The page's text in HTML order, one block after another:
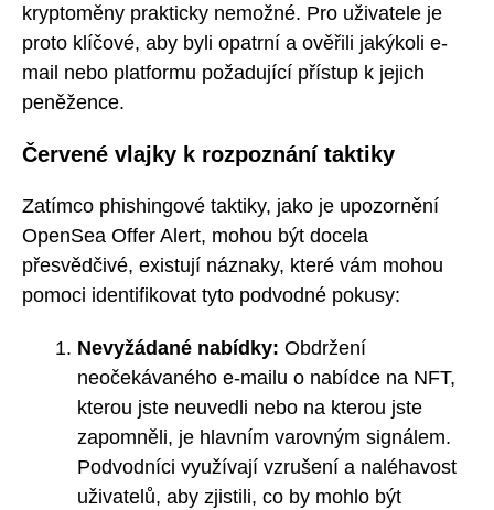
kryptoměny prakticky nemožné. Pro uživatele je
proto klíčové, aby byli opatrní a ověřili jakýkoli e-
mail nebo platformu požadující přístup k jejich
peněžence.
Červené vlajky k rozpoznání taktiky
Zatímco phishingové taktiky, jako je upozornění
OpenSea Offer Alert, mohou být docela
přesvědčivé, existují náznaky, které vám mohou
pomoci identifikovat tyto podvodné pokusy:
Nevyžádané nabídky: Obdržení
neočekávaného e-mailu o nabídce na NFT,
kterou jste neuvedli nebo na kterou jste
zapomněli, je hlavním varovným signálem.
Podvodníci využívají vzrušení a naléhavost
uživatelů, aby zjistili, co by mohlo být